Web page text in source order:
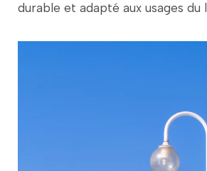
durable et adapté aux usages du